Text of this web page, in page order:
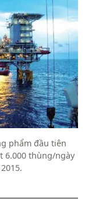
phẩm đầu tiên
6.000 thùng/ngày